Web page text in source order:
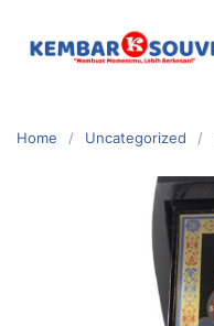
Home Uncategorized